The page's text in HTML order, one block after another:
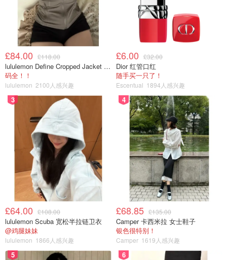
东航APP手机客户端，点击“改升/退票”或“我的”页面右
上角“在线客服”办理。
东航24小时客服热线：95530。海外用户请拨打：0086-21-
20695530
海南航空
适用范围
国际航班
凡在2020年1月31日（含）前购票，涉及武汉进出港的航
班，且航班日期为2020年1月1日（含）-2020年3月29日
（含）之间由海南航空实际承运的国际航班（含国内国际联
程航班）和挂HU航班号的代码共享航班。
£84.00 £118.00
lululemon Define Cropped Jacket Nulu 短款夹克
码全！！
lululemon 2100人感兴趣
£6.00 £32.00
Dior 红管口红
随手买一只了！
Escentual 1894人感兴趣
3
£64.00 £108.00
lululemon Scuba 宽松半拉链卫衣
@鸡腿妹妹
lululemon 1866人感兴趣
4
£68.85 £135.00
Camper 卡西米拉 女士鞋子
银色很特别！
Camper 1619人感兴趣
5 6